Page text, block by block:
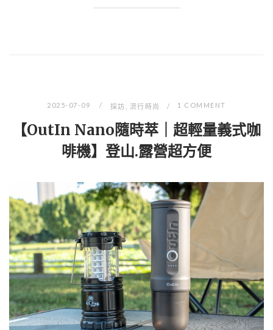
2025-07-09 採訪 流行時尚 1 COMMENT
【OutIn Nano隨時萃｜超輕量義式咖
啡機】登山.露營超方便